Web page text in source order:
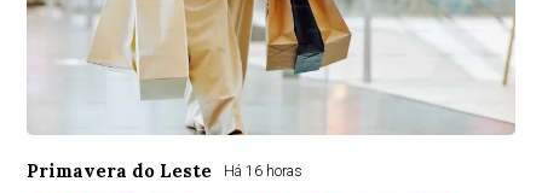
Primavera do Leste Há 16 horas